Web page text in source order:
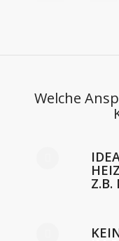
Welche
Z.B.